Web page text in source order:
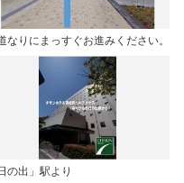
なりにまっすぐお進みください。
の出」駅より